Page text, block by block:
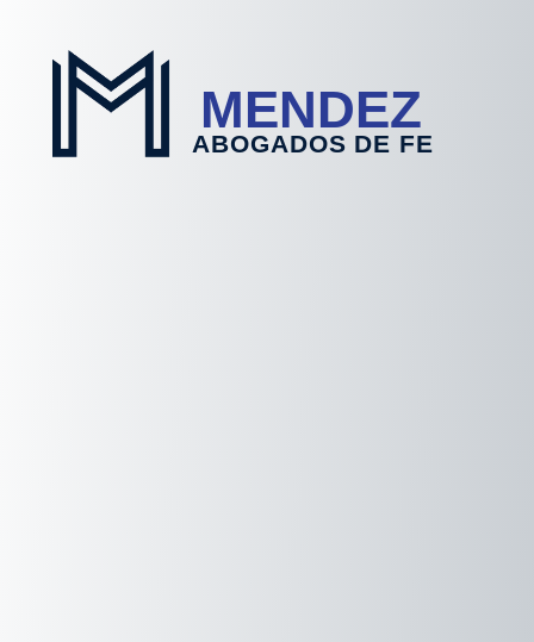
MENDEZ
ABOGADOS DE FE